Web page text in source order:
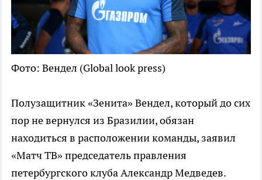
Фото: Вендел (Global look press)
Полузащитник «Зенита» Вендел, который до сих
пор не вернулся из Бразилии, обязан
находиться в расположении команды, заявил
«Матч ТВ» председатель правления
петербургского клуба Александр Медведев.